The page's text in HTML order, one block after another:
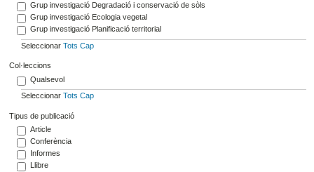
Grup investigació Degradació i conservació de sòls
Grup investigació Ecologia vegetal
Grup investigació Planificació territorial
Seleccionar Tots Cap
Col·leccions
Qualsevol
Seleccionar Tots Cap
Tipus de publicació
Article
Conferència
Informes
Llibre